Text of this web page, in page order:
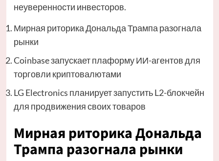
неуверенности инвесторов.
Мирная риторика Дональда Трампа разогнала
рынки
Coinbase запускает плаформу ИИ-агентов для
торговли криптовалютами
LG Electronics планирует запустить L2-блокчейн
для продвижения своих товаров
Мирная риторика Дональда
Трампа разогнала рынки